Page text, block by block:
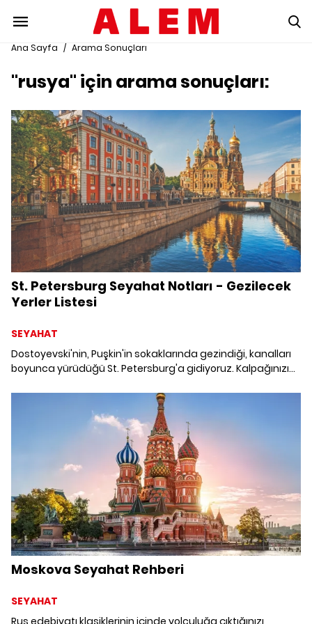
Ana Sayfa / Arama Sonuçları
"rusya" için arama sonuçları:
St. Petersburg Seyahat Notları - Gezilecek
Yerler Listesi
SEYAHAT
Dostoyevski'nin, Puşkin'in sokaklarında gezindiği, kanalları
boyunca yürüdüğü St. Petersburg'a gidiyoruz. Kalpağınızı
Moskova Seyahat Rehberi
SEYAHAT
Rus edebiyatı klasiklerinin içinde yolculuğa çıktığınızı